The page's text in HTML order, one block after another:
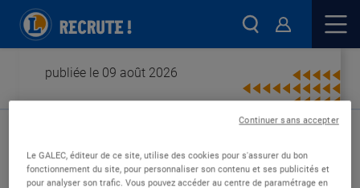
publiée le 09 août 2026
Type de contrat :
Expérience :
Le GALEC, éditeur de ce site, utilise des cookies pour s'assurer du bon
fonctionnement du site, pour personnaliser son contenu et ses publicités et
pour analyser son trafic. Vous pouvez accéder au centre de paramétrage en
Continuer sans accepter